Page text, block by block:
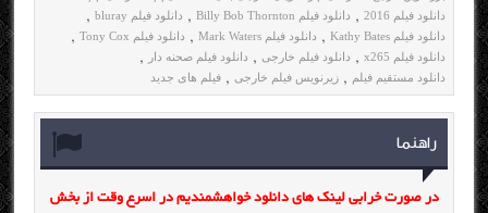
دانلود فیلم 2016 , دانلود فیلم Billy Bob Thornton , دانلود فیلم bluray ,
دانلود فیلم Kathy Bates , دانلود فیلم Mark Waters , دانلود فیلم Tony Cox ,
دانلود فیلم x265 , دانلود فیلم خارجی , دانلود فیلم صحنه دار ,
دانلود مستقیم فیلم , زیرنویس فیلم خارجی , فیلم های جدید
راهنما
در صورت خرابی لینک های دانلود خواهشمندیم در اسرع وقت از بخش